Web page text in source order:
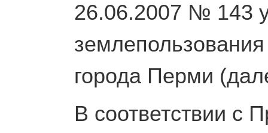
26.06.2007 № 143
города Перми
В соответствии с